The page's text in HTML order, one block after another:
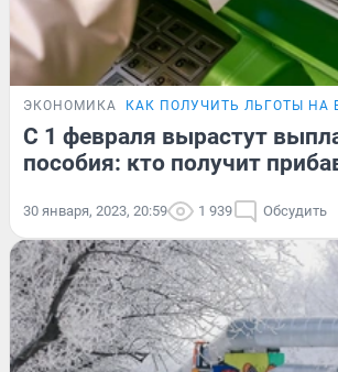
ЭКОНОМИКА КАК ПОЛУЧИТЬ ЛЬГОТЫ НА
С 1 февраля вырастут
пособия: кто получит
30 января, 2023, 20:59 1 939 Обсудить